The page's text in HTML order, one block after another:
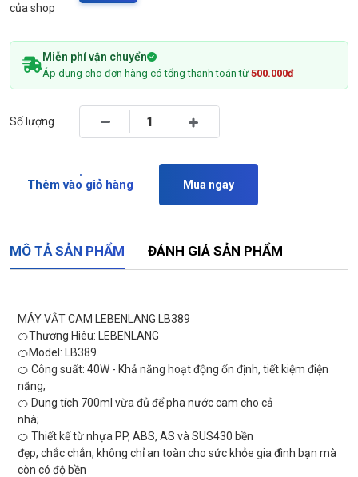
của shop
Miễn phí vận chuyển
Áp dụng cho đơn hàng có tổng thanh toán từ 500.000đ
Số lượng
Thêm vào giỏ hàng Mua ngay
MÔ TẢ SẢN PHẨM ĐÁNH GIÁ SẢN PHẨM
MÁY VẮT CAM LEBENLANG LB389
🍊Thương Hiêu: LEBENLANG
🍊Model: LB389
🍊 Công suất: 40W - Khả năng hoạt động ổn định, tiết kiệm điện
năng;
🍊 Dung tích 700ml vừa đủ để pha nước cam cho cả
nhà;
🍊 Thiết kế từ nhựa PP, ABS, AS và SUS430 bền
đẹp, chắc chắn, không chỉ an toàn cho sức khỏe gia đình bạn mà
còn có độ bền